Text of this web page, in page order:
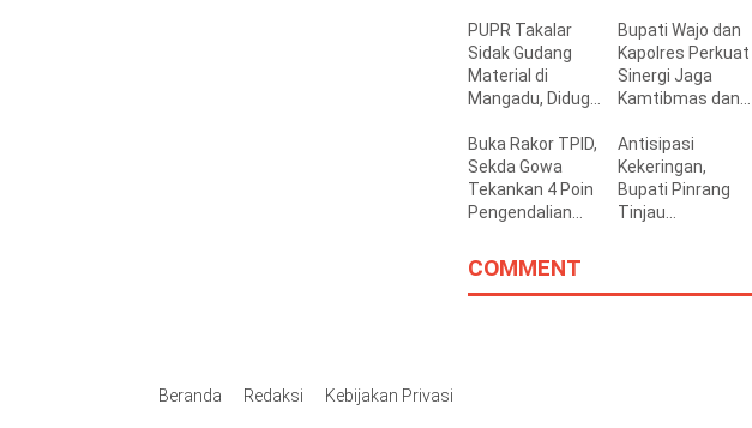
PUPR Takalar
Sidak Gudang
Material di
Mangadu, Diduga
Bupati Wajo dan
Kapolres Perkuat
Sinergi Jaga
Kamtibmas dan
Pembangunan
Buka Rakor TPID,
Sekda Gowa
Tekankan 4 Poin
Pengendalian
Antisipasi
Kekeringan,
Bupati Pinrang
Tinjau
COMMENT
Beranda Redaksi Kebijakan Privasi